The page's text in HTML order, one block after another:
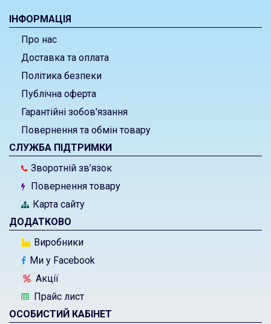
ІНФОРМАЦІЯ
Про нас
Доставка та оплата
Політика безпеки
Публічна оферта
Гарантійні зобов'язання
Повернення та обмін товару
СЛУЖБА ПІДТРИМКИ
Зворотній зв’язок
Повернення товару
Карта сайту
ДОДАТКОВО
Виробники
Ми у Facebook
Акції
Прайс лист
ОСОБИСТИЙ КАБІНЕТ